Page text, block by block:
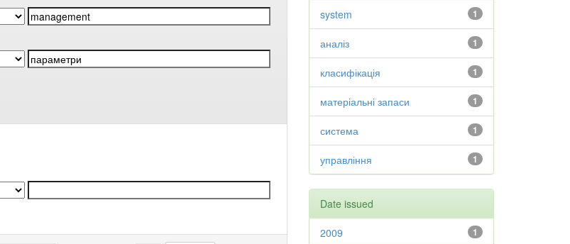
1
system
1
аналіз
1
класифікація
1
матеріальні запаси
1
система
1
управління
Date issued
1
2009